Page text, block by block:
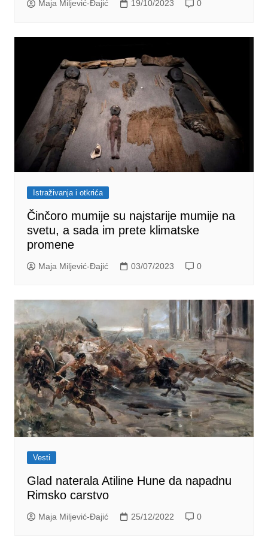
Maja Miljević-Đajić 19/10/2023 0
Istraživanja i otkrića
Činčoro mumije su najstarije mumije na
svetu, a sada im prete klimatske
promene
Maja Miljević-Đajić 03/07/2023 0
Vesti
Glad naterala Atiline Hune da napadnu
Rimsko carstvo
Maja Miljević-Đajić 25/12/2022 0